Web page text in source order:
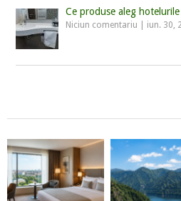
Ce produse aleg
Niciun comentariu iun. 30,